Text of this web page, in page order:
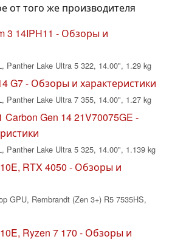
от того же производителя
3 14IPH11 - Обзоры и
Panther Lake Ultra 5 322, 14.00", 1.29 kg
G7 - Обзоры и характеристики
Panther Lake Ultra 7 355, 14.00", 1.27 kg
Carbon Gen 14 21V70075GE -
Panther Lake Ultra 5 325, 14.00", 1.139 kg
RTX 4050 - Обзоры и
GPU, Rembrandt (Zen 3+) R5 7535HS,
Ryzen 7 170 - Обзоры и